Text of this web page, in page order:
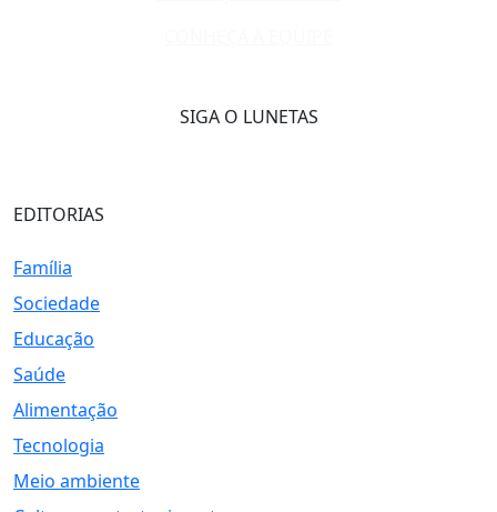
SIGA O LUNETAS
EDITORIAS
Família
Sociedade
Educação
Saúde
Alimentação
Tecnologia
Meio ambiente